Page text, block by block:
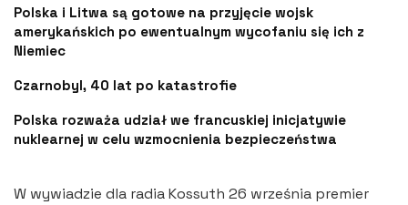
Polska i Litwa są gotowe na przyjęcie wojsk
amerykańskich po ewentualnym wycofaniu się ich z
Niemiec
Czarnobyl, 40 lat po katastrofie
Polska rozważa udział we francuskiej inicjatywie
nuklearnej w celu wzmocnienia bezpieczeństwa
W wywiadzie dla radia Kossuth 26 września premier